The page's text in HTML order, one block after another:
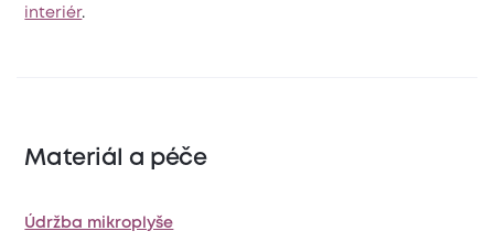
interiér.
Materiál a péče
Údržba mikroplyše